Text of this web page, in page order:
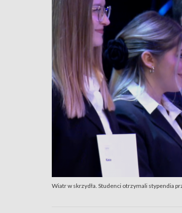
Wiatr w skrzydła. Studenci otrzymali stypendia